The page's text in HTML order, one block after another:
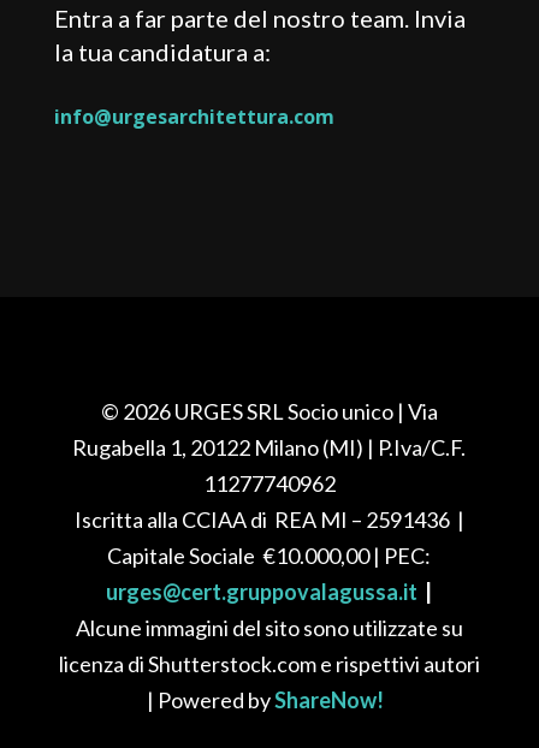
Entra a far parte del nostro team. Invia
la tua candidatura a:
info@urgesarchitettura.com
© 2026 URGES SRL Socio unico| Via
Rugabella 1, 20122 Milano (MI) | P.Iva/C.F.
11277740962
Iscritta alla CCIAA di REA MI – 2591436|
Capitale Sociale€10.000,00| PEC:
urges@cert.gruppovalagussa.it
Alcune immagini del sito sono utilizzate su
licenza di Shutterstock.com e rispettivi autori
| Powered byShareNow!